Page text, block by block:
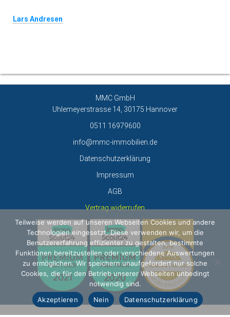
Lars Andresen
MMC GmbH
Uhlemeyerstrasse 14, 30175 Hannover
0511 16979600
info@mmc-immobilien.de
Datenschutzerklärung
Impressum
AGB
Vertrag widerrufen
Teilweise werden auf unseren Webseiten Cookies und andere
Technologien eingesetzt. Diese verwenden wir, um die
Benutzererfahrung effizienter zu gestalten, bestimmte
Funktionen bereitzustellen oder verschiedene Auswertungen
zu ermöglichen. Wir speichern unaufgefordert nur solche
Cookies, die für den Betrieb unserer Webseiten unbedingt
notwendig sind.
Akzeptieren
Nein Datenschutzerklärung